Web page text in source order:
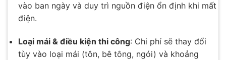
vào ban ngày và duy trì nguồn điện ổn định khi mất
điện.
Loại mái & điều kiện thi công: Chi phí sẽ thay đổi
tùy vào loại mái (tôn, bê tông, ngói) và khoảng